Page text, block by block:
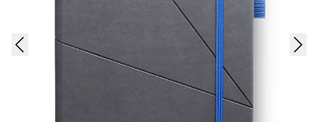
Pintura y dibujo
Acuarelas
Lápices de colores
Black Magic Edition